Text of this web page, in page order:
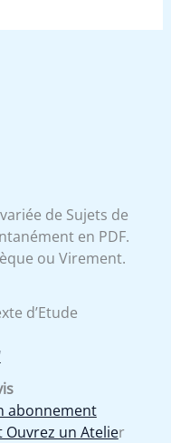
de Sujets de
en PDF.
ou Virement.
d’Etude
abonnement
Ouvrez un Atelier